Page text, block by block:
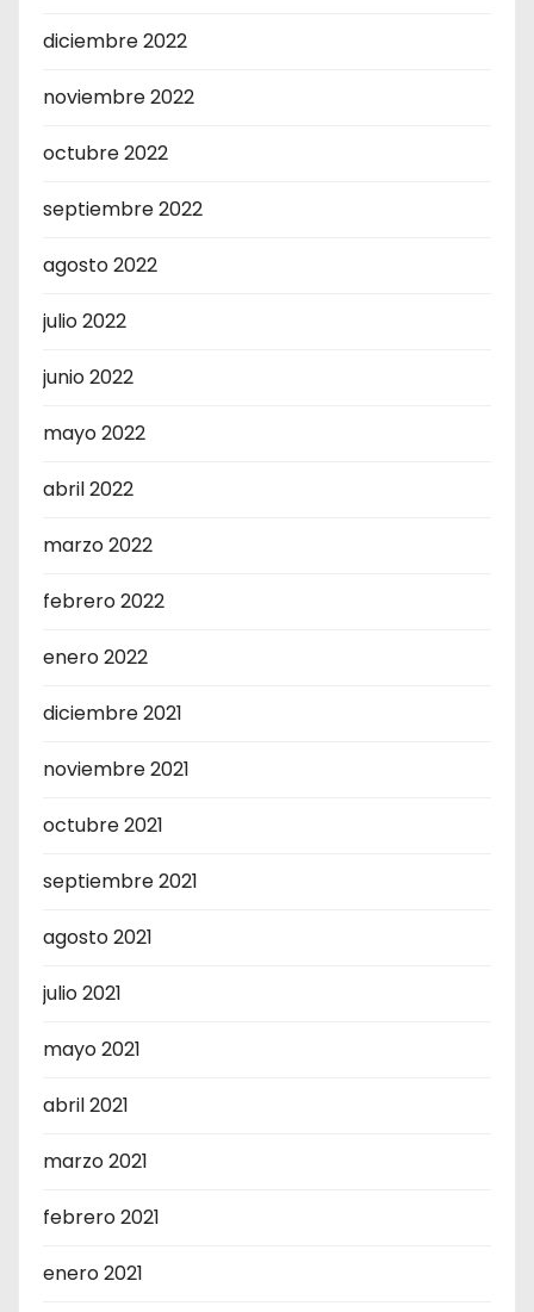
diciembre 2022
noviembre 2022
octubre 2022
septiembre 2022
agosto 2022
julio 2022
junio 2022
mayo 2022
abril 2022
marzo 2022
febrero 2022
enero 2022
diciembre 2021
noviembre 2021
octubre 2021
septiembre 2021
agosto 2021
julio 2021
mayo 2021
abril 2021
marzo 2021
febrero 2021
enero 2021